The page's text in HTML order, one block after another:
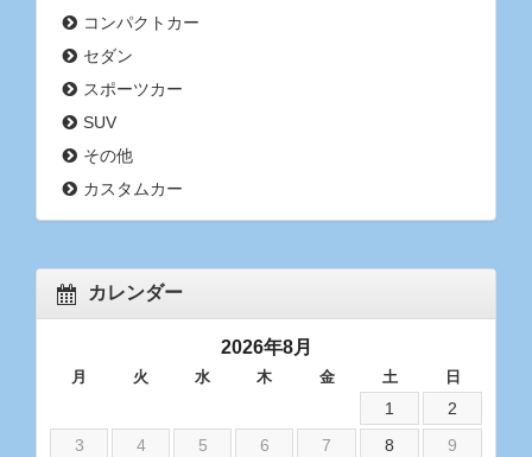
コンパクトカー
セダン
スポーツカー
SUV
その他
カスタムカー
カレンダー
2026年8月
月 火 水 木 金 土 日
1
2
3
4 5 6 7 8
9